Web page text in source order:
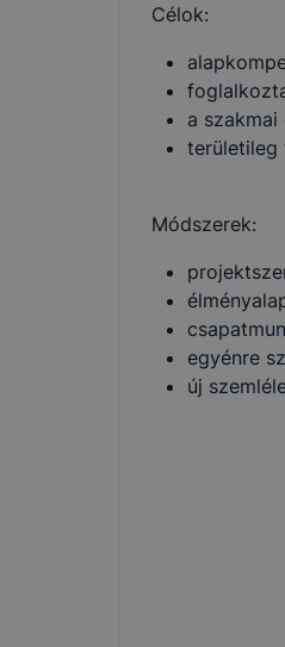
Célok:
a
területileg
Módszerek:
egyénre
új